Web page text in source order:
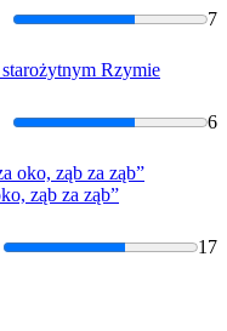
7
Rzymie
6
oko, ząb za ząb”
ząb za ząb”
17